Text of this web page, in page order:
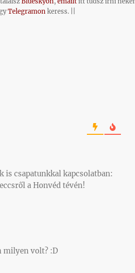
Telegramonkeress. ||
is csapatunkkal kapcsolatban:
a Honvéd tévén!
milyen volt? :D